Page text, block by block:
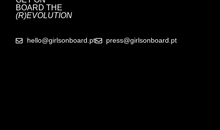
BOARD THE
(R)EVOLUTION
hello@girlsonboard.pt press@girlsonboard.pt